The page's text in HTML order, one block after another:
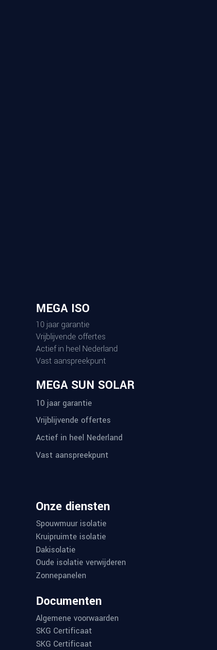
MEGA ISO
10 jaar garantie
Vrijblijvende offertes
Actief in heel Nederland
Vast aanspreekpunt
MEGA SUN SOLAR
10 jaar garantie
Vrijblijvende offertes
Actief in heel Nederland
Vast aanspreekpunt
Onze diensten
Spouwmuur isolatie
Kruipruimte isolatie
Dakisolatie
Oude isolatie verwijderen
Zonnepanelen
Documenten
Algemene voorwaarden
SKG Certificaat
SKG Certificaat